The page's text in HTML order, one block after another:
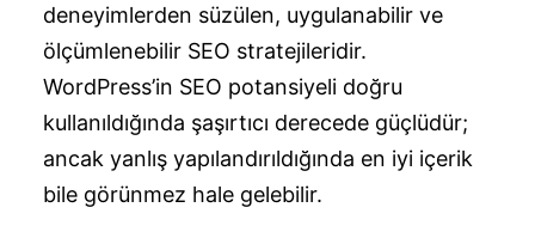
deneyimlerden süzülen, uygulanabilir ve
ölçümlenebilir SEO stratejileridir.
WordPress’in SEO potansiyeli doğru
kullanıldığında şaşırtıcı derecede güçlüdür;
ancak yanlış yapılandırıldığında en iyi içerik
bile görünmez hale gelebilir.